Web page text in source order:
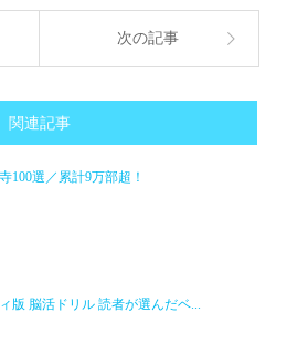
次の記事
関連記事
100選／累計9万部超！
ィ版 脳活ドリル 読者が選んだベ...